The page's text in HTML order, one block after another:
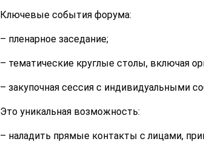
Ключевые события форума:
– пленарное заседание;
– тематические круглые столы, включая
– закупочная сессия с индивидуальными
Это уникальная возможность:
– наладить прямые контакты с лицами,